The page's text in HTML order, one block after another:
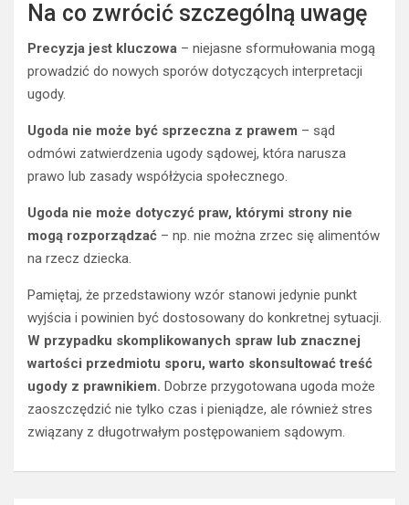
Na co zwrócić szczególną uwagę
Precyzja jest kluczowa – niejasne sformułowania mogą
prowadzić do nowych sporów dotyczących interpretacji
ugody.
Ugoda nie może być sprzeczna z prawem – sąd
odmówi zatwierdzenia ugody sądowej, która narusza
prawo lub zasady współżycia społecznego.
Ugoda nie może dotyczyć praw, którymi strony nie
mogą rozporządzać – np. nie można zrzec się alimentów
na rzecz dziecka.
Pamiętaj, że przedstawiony wzór stanowi jedynie punkt
wyjścia i powinien być dostosowany do konkretnej sytuacji.
W przypadku skomplikowanych spraw lub znacznej
wartości przedmiotu sporu, warto skonsultować treść
ugody z prawnikiem. Dobrze przygotowana ugoda może
zaoszczędzić nie tylko czas i pieniądze, ale również stres
związany z długotrwałym postępowaniem sądowym.